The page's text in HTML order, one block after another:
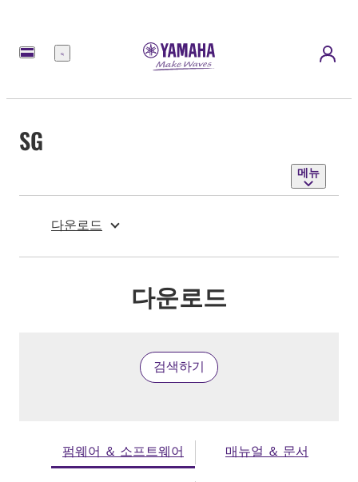
메
SG
메뉴
다운로드
다운로드
검색하기
펌웨어 ＆ 소프트웨어 매뉴얼 ＆ 문서